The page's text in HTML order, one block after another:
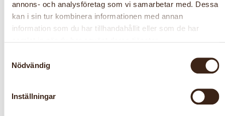
annons- och analysföretag som vi samarbetar med. Dessa
kan i sin tur kombinera informationen med annan
information som du har tillhandahållit eller som de har
Nödvändig
Inställningar
Manual för Hemslöjdens samlingar